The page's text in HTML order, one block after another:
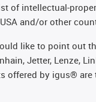
of intellectual-
and/or other
like to point out
Jetter, Lenze,
offered by igus® are